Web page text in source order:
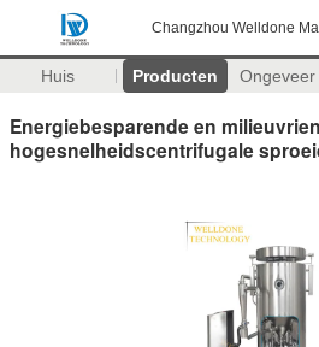
Changzhou Welldone
Huis Producten Ongeveer
Energiebesparende en
hogesnelheidscentrifugale